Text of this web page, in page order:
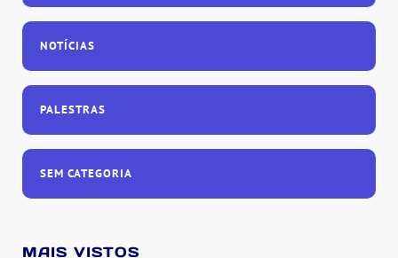
NOTÍCIAS
PALESTRAS
SEM CATEGORIA
MAIS VISTOS